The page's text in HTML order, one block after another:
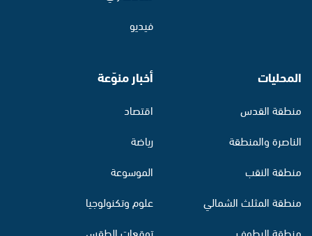
فيديو
المحليات
منطقة القدس
الناصرة والمنطقة
منطقة النقب
منطقة المثلث الشمالي
أخبار منوّعة
اقتصاد
رياضة
الموسوعة
علوم وتكنولوجيا